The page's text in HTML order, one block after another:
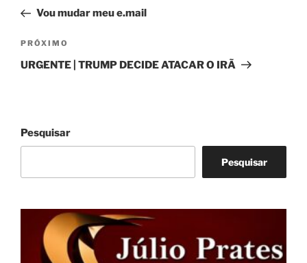
Post
anterior
Vou mudar meu e.mail
Próximo
post
PRÓXIMO
URGENTE | TRUMP DECIDE ATACAR O IRÃ
Pesquisar
Pesquisar